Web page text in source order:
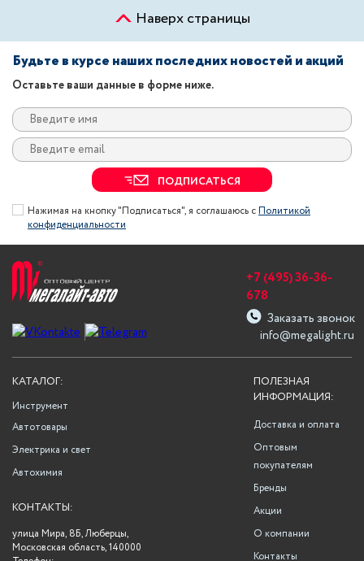
Наверх страницы
Будьте в курсе наших последних новостей и акций
Оставьте ваши данные в форме ниже.
ПОДПИСАТЬСЯ
Нажимая на кнопку "Подписаться", я соглашаюсь сПолитикой
конфиденциальности
info@megalight.ru
+7 (495) 36-36-
678
Заказать звонок
ПОЛЕЗНАЯ
ИНФОРМАЦИЯ:
Доставка и оплата
Оптовым
покупателям
Бренды
Акции
О компании
Контакты
КАТАЛОГ:
Инструмент
Автотовары
Электрика и свет
Автохимия
КОНТАКТЫ:
улица Мира, 8Б, Люберцы,
Московская область, 140000